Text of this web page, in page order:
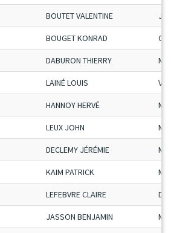
BOUTET VALENTINE Ju-
BOUGET KONRAD
DABURON THIERRY
LAINÉ LOUIS Vet
HANNOY HERVÉ
LEUX JOHN
DECLEMY JÉRÉMIE
KAIM PATRICK
LEFEBVRE CLAIRE
JASSON BENJAMIN